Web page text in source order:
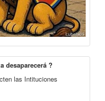
desaparecerá ?
las Intituciones